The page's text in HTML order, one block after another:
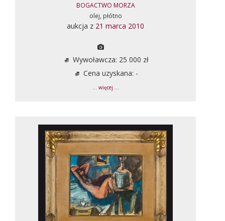
BOGACTWO MORZA
olej, płótno
aukcja z 21 marca 2010
Wywoławcza: 25 000 zł
Cena uzyskana: -
... więcej ...